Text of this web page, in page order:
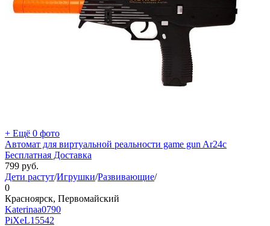
+ Ещё 0 фото
Автомат для виртуальной реальности game gun Ar24c
Бесплатная Доставка
799 руб.
Дети растут/Игрушки/Развивающие/
0
Красноярск, Первомайский
Katerinaa0790
PiXeL15542